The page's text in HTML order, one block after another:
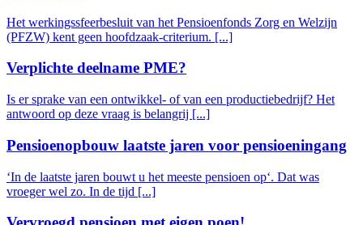
Het werkingssfeerbesluit van het Pensioenfonds Zorg en Welzijn
(PFZW) kent geen hoofdzaak-criterium. [...]
Verplichte deelname PME?
Is er sprake van een ontwikkel- of van een productiebedrijf? Het
antwoord op deze vraag is belangrij [...]
Pensioenopbouw laatste jaren voor pensioeningang
‘In de laatste jaren bouwt u het meeste pensioen op‘. Dat was
vroeger wel zo. In de tijd [...]